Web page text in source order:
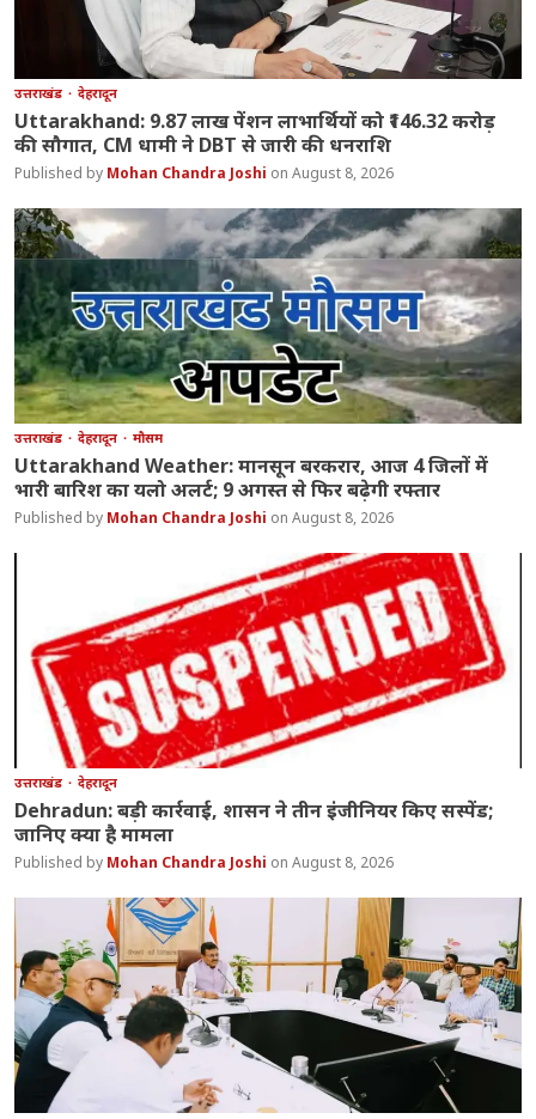
उत्तराखंड देहरादून
Uttarakhand: 9.87 लाख पेंशन लाभार्थियों को ₹146.32 करोड़
की सौगात, CM धामी ने DBT से जारी की धनराशि
Mohan Chandra Joshi August 8, 2026
उत्तराखंड देहरादून मौसम
Uttarakhand Weather: मानसून बरकरार, आज 4 जिलों में
भारी बारिश का यलो अलर्ट; 9 अगस्त से फिर बढ़ेगी रफ्तार
Mohan Chandra Joshi August 8, 2026
उत्तराखंड देहरादून
Dehradun: बड़ी कार्रवाई, शासन ने तीन इंजीनियर किए सस्पेंड;
जानिए क्या है मामला
Mohan Chandra Joshi August 8, 2026